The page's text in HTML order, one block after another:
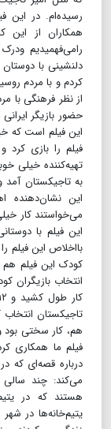
رسیده‌ام. در این
همکاران از این
رامی‌فهمیدیم
دلنشینی با
کردم و با مردم
از نظر فرهنگی با
حضور بازیگر
این فیلم است که
فیلم را بازی
تهیه‌کننده خیلی
به تاجیکستان آمد
این نشان‌دهنده
می‌خواستند کار
این فیلم با
بااخلاص این فیلم
کودک این فیلم
انتخاب بازیگران
تاجیکستان انتخاب
هم، کار سختی بود
فیلم ما همکاری
درباره قصه‌ای که
می‌کند: چند
هستند که در